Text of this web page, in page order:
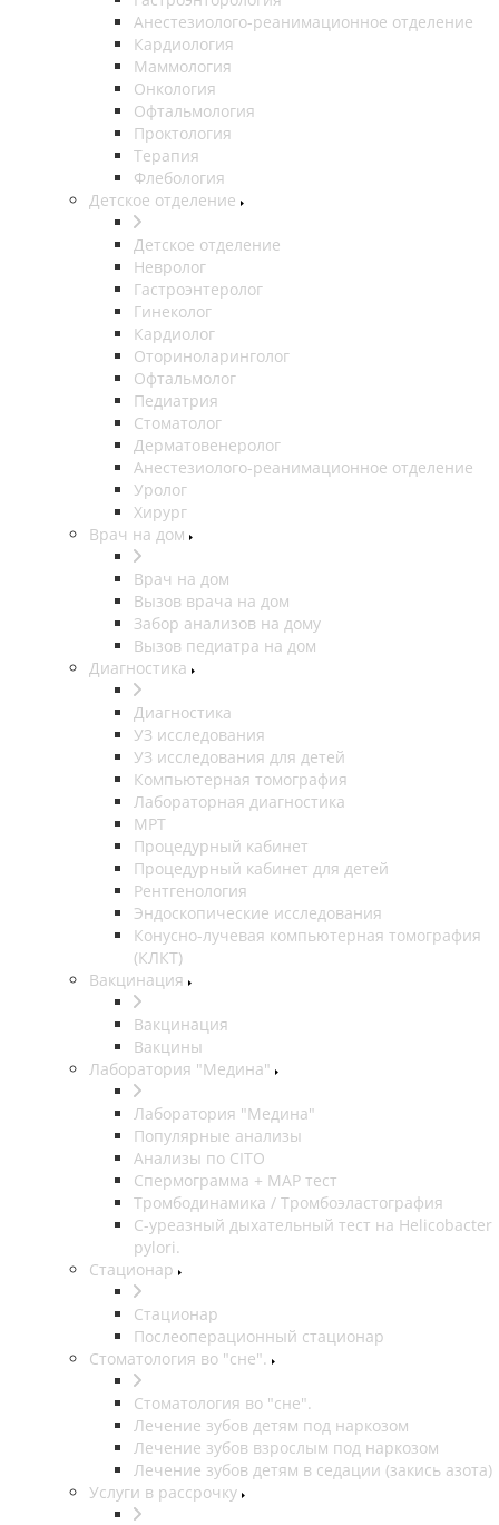
Анестезиолого-реанимационное отделение
Кардиология
Маммология
Онкология
Офтальмология
Проктология
Терапия
Флебология
Детское отделение
Детское отделение
Невролог
Гастроэнтеролог
Гинеколог
Кардиолог
Оториноларинголог
Офтальмолог
Педиатрия
Стоматолог
Дерматовенеролог
Анестезиолого-реанимационное отделение
Уролог
Хирург
Врач на дом
Врач на дом
Вызов врача на дом
Забор анализов на дому
Вызов педиатра на дом
Диагностика
Диагностика
УЗ исследования
УЗ исследования для детей
Компьютерная томография
Лабораторная диагностика
МРТ
Процедурный кабинет
Процедурный кабинет для детей
Рентгенология
Эндоскопические исследования
Конусно-лучевая компьютерная томография
(КЛКТ)
Вакцинация
Вакцинация
Вакцины
Лаборатория "Медина"
Лаборатория "Медина"
Популярные анализы
Анализы по CITO
Спермограмма + МАР тест
Тромбодинамика / Тромбоэластография
С-уреазный дыхательный тест на Helicobacter
pylori.
Стационар
Стационар
Послеоперационный стационар
Стоматология во "сне".
Стоматология во "сне".
Лечение зубов детям под наркозом
Лечение зубов взрослым под наркозом
Лечение зубов детям в седации (закись азота)
Услуги в рассрочку